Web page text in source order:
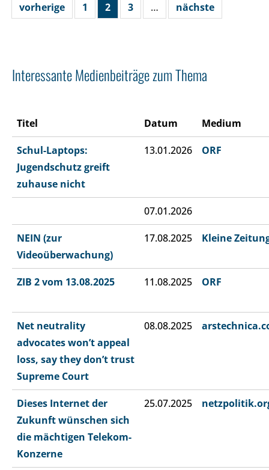
vorherige 1 2 3 … nächste
Interessante Medienbeiträge zum Thema
Titel Datum Medium
Schul-Laptops:
Jugendschutz greift
zuhause nicht
13.01.2026 ORF
07.01.2026
NEIN (zur
Videoüberwachung)
17.08.2025 Kleine
ZIB 2 vom 13.08.2025 11.08.2025 ORF
Net neutrality
advocates won’t appeal
loss, say they don’t trust
Supreme Court
08.08.2025
Dieses Internet der
Zukunft wünschen sich
die mächtigen Telekom-
Konzerne
25.07.2025